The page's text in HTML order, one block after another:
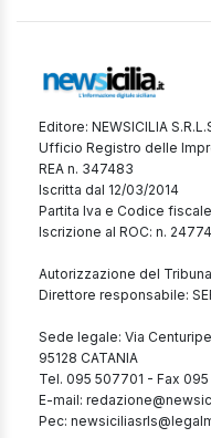
Editore: NEWSICILIA
Ufficio Registro delle
REA n. 347483
Iscritta dal 12/03/2014
Partita Iva e Codice
Iscrizione al ROC: n.
Autorizzazione del
Direttore responsabile:
Sede legale: Via
95128 CATANIA
Tel. 095 507701 - Fax
E-mail:
Pec: